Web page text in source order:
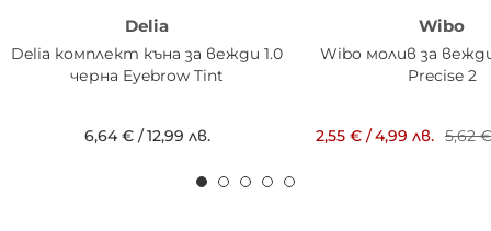
Delia
Delia комплект къна за вежди 1.0
черна Eyebrow Tint
6,64 €/12,99 лв.
Wibo
Wibo молив за
Precise 2
2,55 € /4,99 лв. 5,62